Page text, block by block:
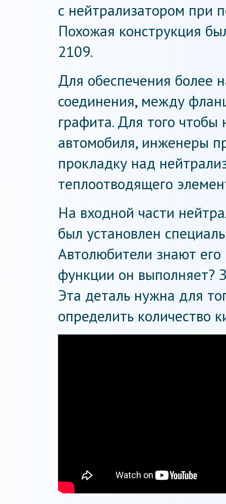
с нейтрализатором при
Похожая конструкция
2109.
Для обеспечения более
соединения, между
графита. Для того чтобы
автомобиля, инженеры
прокладку над
теплоотводящего
На входной части
был установлен
Автолюбители знают
функции он выполняет?
Эта деталь нужна для
определить количество